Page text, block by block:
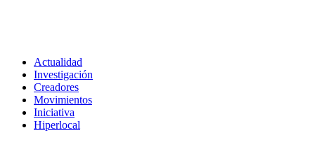
Actualidad
Investigación
Creadores
Movimientos
Iniciativa
Hiperlocal